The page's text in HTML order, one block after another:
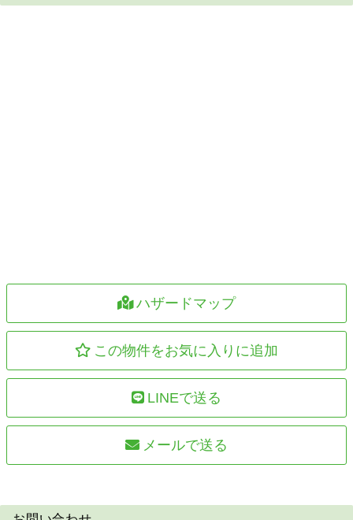
ハザードマップ
この物件をお気に入りに追加
LINEで送る
メールで送る